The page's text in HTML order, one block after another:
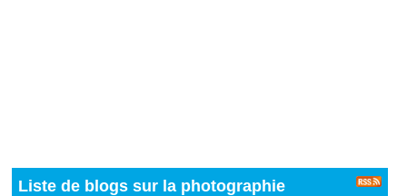
Liste de blogs sur la photographie